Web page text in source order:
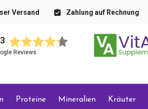
Versand Zahlung auf Rechnung
Reviews
Proteine Mineralien Kräuter